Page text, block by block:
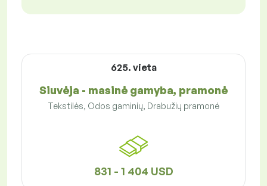
625. vieta
Siuvėja - masinė gamyba, pramonė
Tekstilės, Odos gaminių, Drabužių pramonė
831 - 1 404 USD